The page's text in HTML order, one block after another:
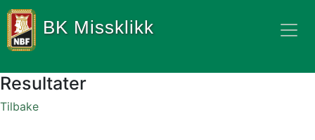
BK Missklikk
Resultater
Tilbake